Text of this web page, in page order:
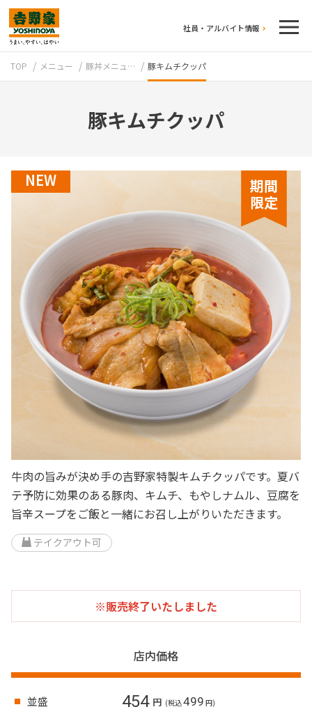
社員・アルバイト情報
テイクアウト
牛丼のこだわり 吉野家の歴史
TOP メニュー 豚丼メニュ… 豚キムチクッパ
豚キムチクッパ
NEW
期間
限定
牛肉の旨みが決め手の吉野家特製キムチクッパです。夏バ
テ予防に効果のある豚肉、キムチ、もやしナムル、豆腐を
旨辛スープをご飯と一緒にお召し上がりいただきます。
テイクアウト可
※販売終了いたしました
店内価格
並盛 454 円 (税込499 円)